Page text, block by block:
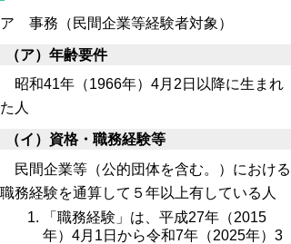
ア 事務（民間企業等経験者対象）
（ア）年齢要件
昭和41年（1966年）4月2日以降に生まれ
た人
（イ）資格・職務経験等
民間企業等（公的団体を含む。）における
職務経験を通算して５年以上有している人
「職務経験」は、平成27年（2015
年）4月1日から令和7年（2025年）3